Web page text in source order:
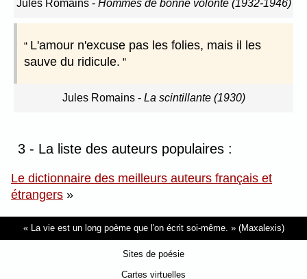
Jules Romains- Hommes de bonne volonté (1932-1946)
L'amour n'excuse pas les folies, mais il les
sauve du ridicule.
Jules Romains- La scintillante (1930)
3 - La liste des auteurs populaires :
Le dictionnaire des meilleurs auteurs français et
étrangers »
La vie est un long poème que l'on écrit soi-même. (Maxalexis)
Sites de poésie
Cartes virtuelles